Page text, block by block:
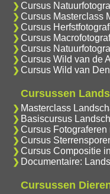
Cursus
Cursus Masterclass
Cursus
Cursus
Cursus
Cursus Wild van de
Cursus Wild van
Cursussen
Masterclass
Basiscursus
Cursus
Cursus
Cursus Compositie
Documentaire:
Cursussen